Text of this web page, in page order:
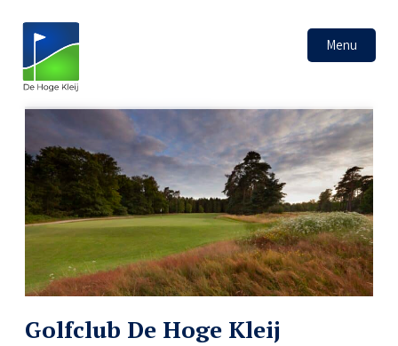
Menu
Golfclub De Hoge Kleij